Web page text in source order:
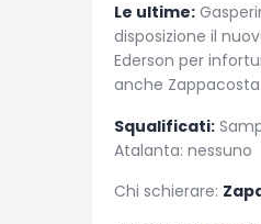
Le ultime:
disposizione il
Ederson per
anche Zappacosta.
Squalificati:
Atalanta: nessuno
Chi schierare: